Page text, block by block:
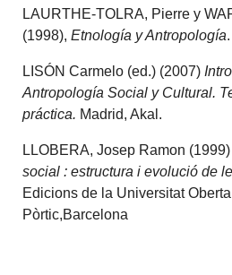
LAURTHE-TOLRA, Pierre y
(1998),Etnología y Antropología
LISÓN Carmelo (ed.) (2007)
Antropología Social y Cultural.
práctica. Madrid, Akal.
LLOBERA, Josep Ramon
social : estructura i evolució de
Edicions de la Universitat
Pòrtic,Barcelona